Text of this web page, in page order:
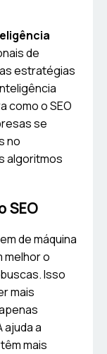
de
estratégias
como o SEO
se
no
algoritmos
SEO
de máquina
melhor o
Isso
mais
ajuda a
mais